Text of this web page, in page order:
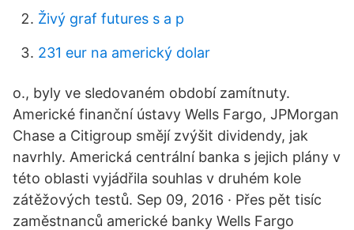
Živý graf futures s a p
231 eur na americký dolar
o., byly ve sledovaném období zamítnuty.
Americké finanční ústavy Wells Fargo, JPMorgan
Chase a Citigroup smějí zvýšit dividendy, jak
navrhly. Americká centrální banka s jejich plány v
této oblasti vyjádřila souhlas v druhém kole
zátěžových testů. Sep 09, 2016 · Přes pět tisíc
zaměstnanců americké banky Wells Fargo